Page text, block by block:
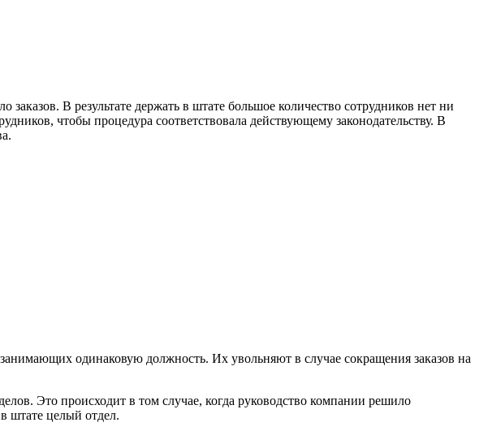
В результате держать в штате большое количество сотрудников нет ни
чтобы процедура соответствовала действующему законодательству. В
одинаковую должность. Их увольняют в случае сокращения заказов на
Это происходит в том случае, когда руководство компании решило
штате целый отдел.